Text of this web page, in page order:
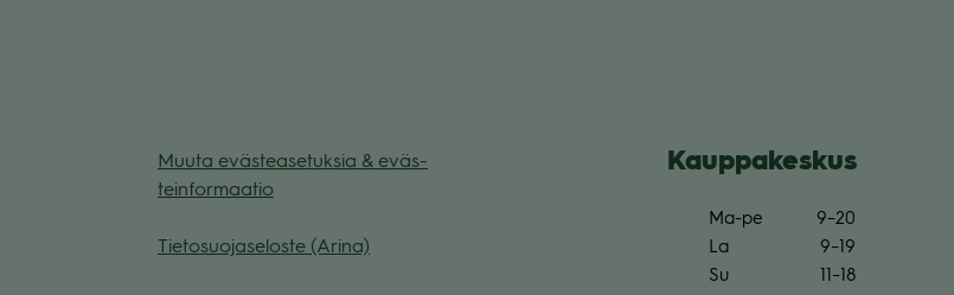
Muuta eväs­tea­se­tuk­sia & eväs­
tein­for­maa­tio
Tie­to­suo­ja­se­loste (Arina)
Kaup­pa­kes­kus
Ma-pe
9–20
La
9–19
Su
11–18